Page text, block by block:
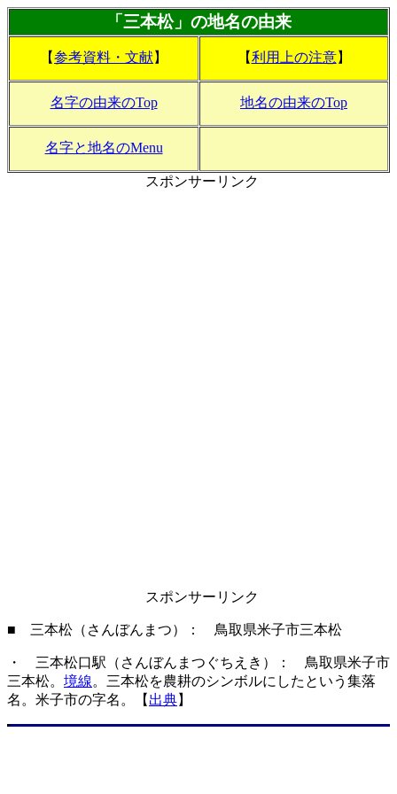
「三本松」の地名の由来
【参考資料・文献】 【利用上の注意】
名字の由来のTop 地名の由来のTop
名字と地名のMenu
スポンサーリンク
スポンサーリンク
■ 三本松（さんぼんまつ）： 鳥取県米子市三本松
・ 三本松口駅（さんぼんまつぐちえき）： 鳥取県米子市
三本松。 境線。三本松を農耕のシンボルにしたという集落
名。米子市の字名。【 出典】